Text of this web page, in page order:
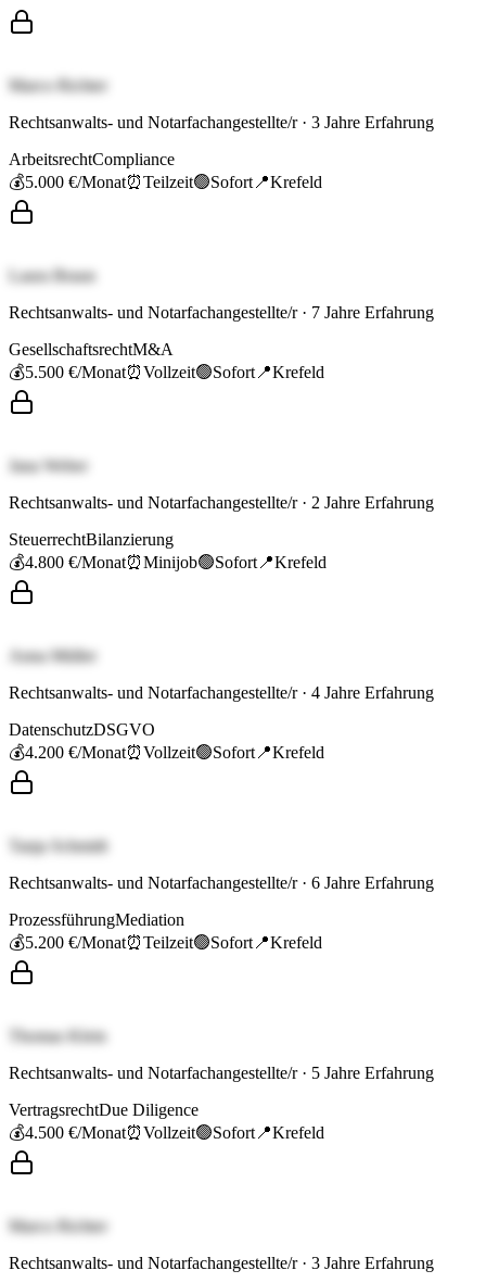
Marco Richter
Rechtsanwalts- und Notarfachangestellte/r· 3 Jahre Erfahrung
ArbeitsrechtCompliance
💰5.000 €/Monat⏰Teilzeit🟢Sofort 📍Krefeld
Laura Braun
Rechtsanwalts- und Notarfachangestellte/r· 7 Jahre Erfahrung
GesellschaftsrechtM&A
💰5.500 €/Monat⏰Vollzeit🟢Sofort 📍Krefeld
Jana Weber
Rechtsanwalts- und Notarfachangestellte/r· 2 Jahre Erfahrung
SteuerrechtBilanzierung
💰4.800 €/Monat⏰Minijob🟢Sofort 📍Krefeld
Anna Müller
Rechtsanwalts- und Notarfachangestellte/r· 4 Jahre Erfahrung
DatenschutzDSGVO
💰4.200 €/Monat⏰Vollzeit🟢Sofort 📍Krefeld
Tanja Schmidt
Rechtsanwalts- und Notarfachangestellte/r· 6 Jahre Erfahrung
ProzessführungMediation
💰5.200 €/Monat⏰Teilzeit🟢Sofort 📍Krefeld
Thomas Klein
Rechtsanwalts- und Notarfachangestellte/r· 5 Jahre Erfahrung
VertragsrechtDue Diligence
💰4.500 €/Monat⏰Vollzeit🟢Sofort 📍Krefeld
Marco Richter
Rechtsanwalts- und Notarfachangestellte/r· 3 Jahre Erfahrung